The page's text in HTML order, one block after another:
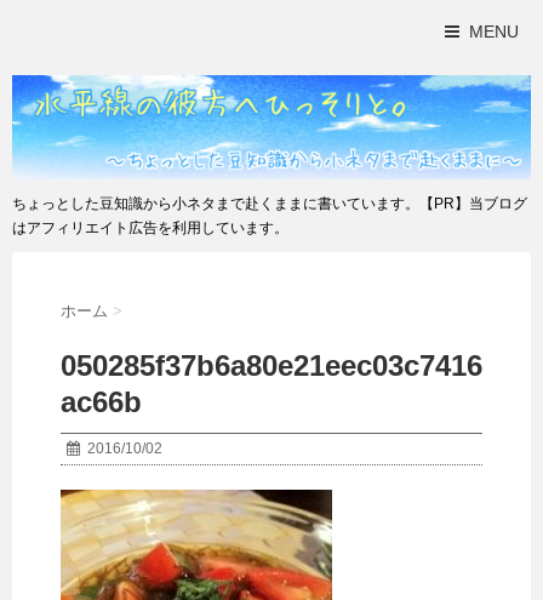
MENU
ちょっとした豆知識から小ネタまで赴くままに書いています。【PR】当ブログ
はアフィリエイト広告を利用しています。
ホーム >
050285f37b6a80e21eec03c7416
ac66b
2016/10/02